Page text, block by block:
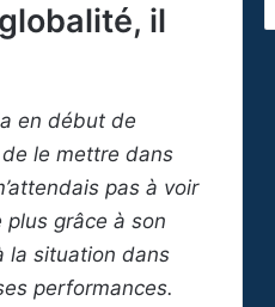
il
en début de
le mettre dans
pas à voir
grâce à son
la situation dans
performances.